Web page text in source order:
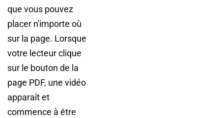
que vous pouvez
placer n'importe où
sur la page. Lorsque
votre lecteur clique
sur le bouton de la
page PDF, une vidéo
apparaît et
commence à être